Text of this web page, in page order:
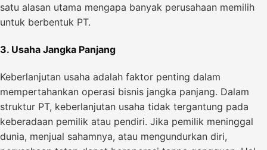
satu alasan utama mengapa banyak perusahaan memilih
untuk berbentuk PT.
3. Usaha Jangka Panjang
Keberlanjutan usaha adalah faktor penting dalam
mempertahankan operasi bisnis jangka panjang. Dalam
struktur PT, keberlanjutan usaha tidak tergantung pada
keberadaan pemilik atau pendiri. Jika pemilik meninggal
dunia, menjual sahamnya, atau mengundurkan diri,